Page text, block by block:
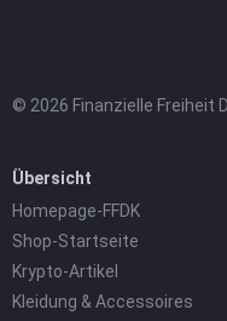
© 2026 Finanzielle Freiheit
Übersicht
Homepage-FFDK
Shop-Startseite
Krypto-Artikel
Kleidung & Accessoires